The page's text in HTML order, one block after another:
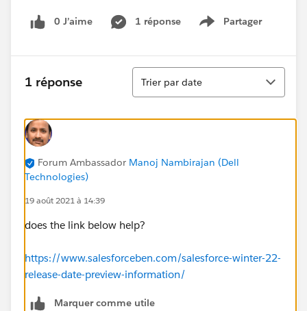
0 J’aime 1 réponse Partager
Show menu
1 réponse
Tri
Trier par date
Forum Ambassador Manoj Nambirajan (Dell
Technologies)
19 août 2021 à 14:39
does the link below help?
https://www.salesforceben.com/salesforce-winter-22-
release-date-preview-information/
Marquer comme utile